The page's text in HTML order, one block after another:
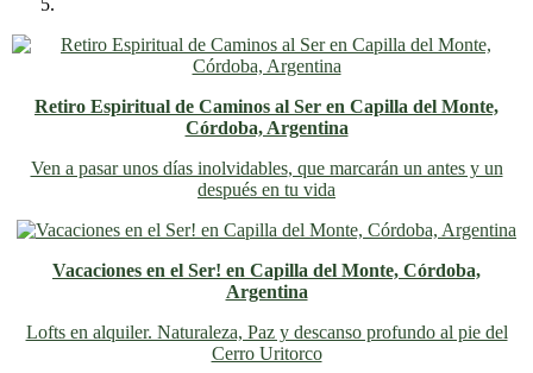
Retiro Espiritual de Caminos al Ser en Capilla del Monte,
Córdoba, Argentina
Ven a pasar unos días inolvidables, que marcarán un antes y un
después en tu vida
Vacaciones en el Ser! en Capilla del Monte, Córdoba,
Argentina
Lofts en alquiler. Naturaleza, Paz y descanso profundo al pie del
Cerro Uritorco